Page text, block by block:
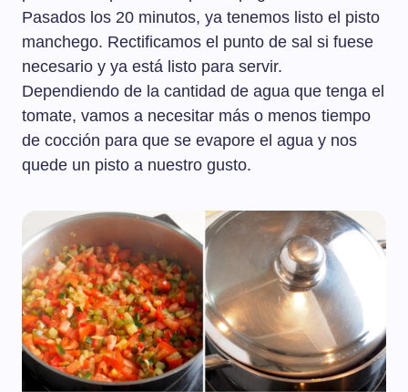
Pasados los 20 minutos, ya tenemos listo el pisto
manchego. Rectificamos el punto de sal si fuese
necesario y ya está listo para servir.
Dependiendo de la cantidad de agua que tenga el
tomate, vamos a necesitar más o menos tiempo
de cocción para que se evapore el agua y nos
quede un pisto a nuestro gusto.